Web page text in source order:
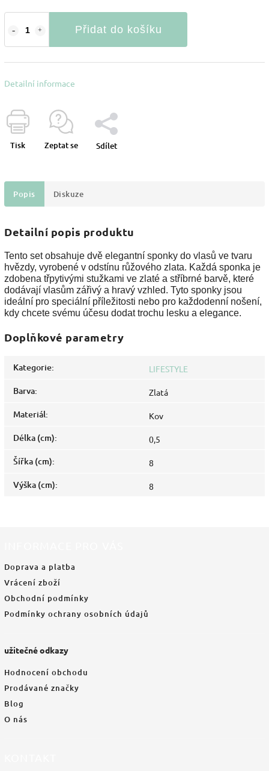
Přidat do košíku
Detailní informace
Tisk Zeptat se Sdílet
Popis Diskuze
Detailní popis produktu
Tento set obsahuje dvě elegantní sponky do vlasů ve tvaru
hvězdy, vyrobené v odstínu růžového zlata. Každá sponka je
zdobena třpytivými stužkami ve zlaté a stříbrné barvě, které
dodávají vlasům zářivý a hravý vzhled. Tyto sponky jsou
ideální pro speciální příležitosti nebo pro každodenní nošení,
kdy chcete svému účesu dodat trochu lesku a elegance.
Doplňkové parametry
Kategorie: LIFESTYLE
Barva: Zlatá
Materiál: Kov
Délka (cm): 0,5
Šířka (cm): 8
Výška (cm): 8
Doprava a platba
Vrácení zboží
Obchodní podmínky
Podmínky ochrany osobních údajů
užitečné odkazy
Hodnocení obchodu
Prodávané značky
Blog
O nás